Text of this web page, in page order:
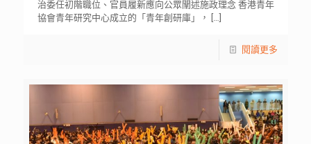
治委任初階職位、官員履新應向公眾闡述施政理念 香港青年
協會青年研究中心成立的「青年創研庫」，
[…]
閱讀更多